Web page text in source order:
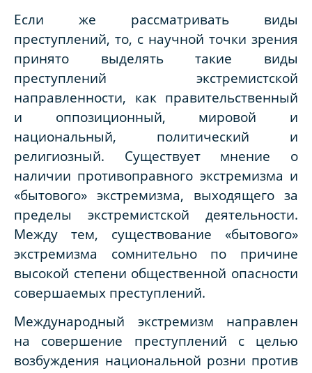
Если же рассматривать виды
преступлений, то, с научной точки зрения
принято выделять такие виды
преступлений экстремистской
направленности, как правительственный
и оппозиционный, мировой и
национальный, политический и
религиозный. Существует мнение о
наличии противоправного экстремизма и
«бытового» экстремизма, выходящего за
пределы экстремистской деятельности.
Между тем, существование «бытового»
экстремизма сомнительно по причине
высокой степени общественной опасности
совершаемых преступлений.
Международный экстремизм направлен
на совершение преступлений с целью
возбуждения национальной розни против